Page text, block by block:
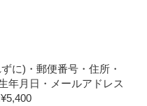
に)・郵便番号・住所・
年月日・メールアドレス